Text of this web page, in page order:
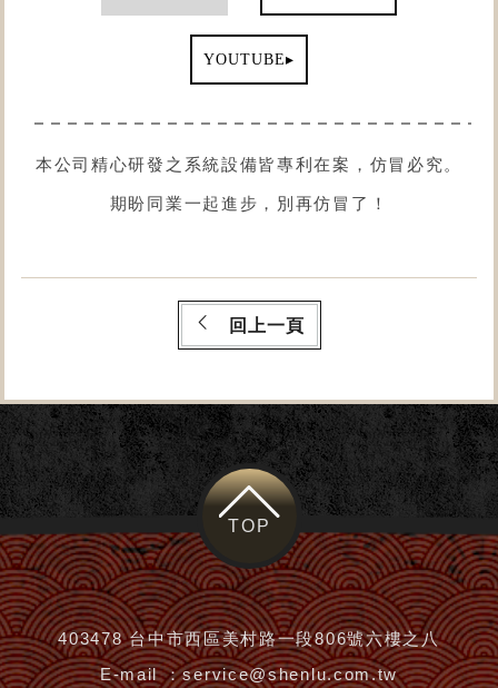
YOUTUBE▸
本公司精心研發之系統設備皆專利在案，仿冒必究。
期盼同業一起進步，別再仿冒了！
回上一頁
TOP
403478 台中市西區美村路一段806號六樓之八
E-mail ：service@shenlu.com.tw